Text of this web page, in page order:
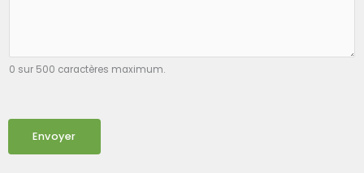
0 sur 500 caractères maximum.
Envoyer